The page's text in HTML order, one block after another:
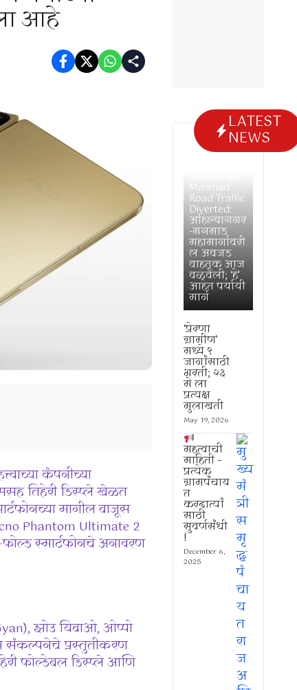
आहे
कंपनीच्या
तिहेरी डिस्प्ले खेळत
मागील बाजूस
Phantom Ultimate 2
फोल्ड स्मार्टफोनचे अनावरण
झोउ यिबाओ, ओप्पो
संकल्पनेचे प्रस्तुतीकरण
फोल्डेबल डिस्प्ले आणि
LATEST
NEWS
Manmad
Road Traffic
Diverted:
अहिल्यानगर
-मनमाड
महामार्गावरी
ल अवजड
वाहतूक आज
वळवली; ‘हे’
आहेत पर्यायी
मार्ग
‘प्रेरणा
ग्रामीण’
मध्ये ९
जागांसाठी
भरती; २३
मे ला
प्रत्यक्ष
मुलाखती
May 19, 2026
महत्वाची
माहिती –
प्रत्येक
ग्रामपंचाय
त
करदात्यां
साठी
सुवर्णसंधी
!
December 6,
2025